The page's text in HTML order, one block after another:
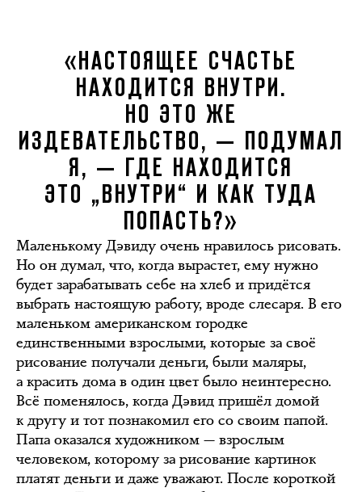
«НАСТОЯЩЕЕ СЧАСТЬЕ
НАХОДИТСЯ ВНУТРИ.
НО ЭТО ЖЕ
ИЗДЕВАТЕЛЬСТВО, — ПОДУМАЛ
Я, — ГДЕ НАХОДИТСЯ
ЭТО „ВНУТРИ“ И КАК ТУДА
ПОПАСТЬ?»
Маленькому Дэвиду очень нравилось рисовать.
Но он думал, что, когда вырастет, ему нужно
будет зарабатывать себе на хлеб и придётся
выбрать настоящую работу, вроде слесаря. В его
маленьком американском городке
единственными взрослыми, которые за своё
рисование получали деньги, были маляры,
а красить дома в один цвет было неинтересно.
Всё поменялось, когда Дэвид пришёл домой
к другу и тот познакомил его со своим папой.
Папа оказался художником — взрослым
человеком, которому за рисование картинок
платят деньги и даже уважают. После короткой